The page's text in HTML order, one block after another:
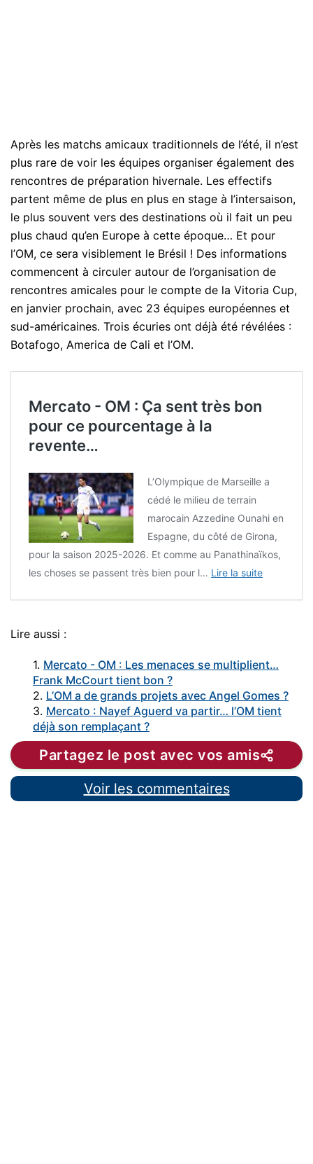
Après les matchs amicaux traditionnels de l’été, il n’est
plus rare de voir les équipes organiser également des
rencontres de préparation hivernale. Les effectifs
partent même de plus en plus en stage à l’intersaison,
le plus souvent vers des destinations où il fait un peu
plus chaud qu’en Europe à cette époque… Et pour
l’OM, ce sera visiblement le Brésil ! Des informations
commencent à circuler autour de l’organisation de
rencontres amicales pour le compte de la Vitoria Cup,
en janvier prochain, avec 23 équipes européennes et
sud-américaines. Trois écuries ont déjà été révélées :
Botafogo, America de Cali et l’OM.
Mercato - OM : Ça sent très bon
pour ce pourcentage à la
revente…
L’Olympique de Marseille a
cédé le milieu de terrain
marocain Azzedine Ounahi en
Espagne, du côté de Girona,
pour la saison 2025-2026. Et comme au Panathinaïkos,
les choses se passent très bien pour l… Lire la suite
Lire aussi :
1. Mercato - OM : Les menaces se multiplient…
Frank McCourt tient bon ?
2. L’OM a de grands projets avec Angel Gomes ?
3. Mercato : Nayef Aguerd va partir… l’OM tient
déjà son remplaçant ?
Partagez le post avec vos amis
Voir les commentaires